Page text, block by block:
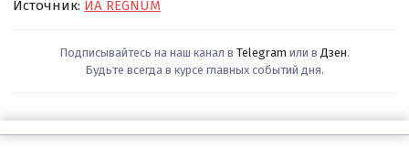
Источник: ИА REGNUM
Подписывайтесь на наш канал в Telegram или в Дзен.
Будьте всегда в курсе главных событий дня.